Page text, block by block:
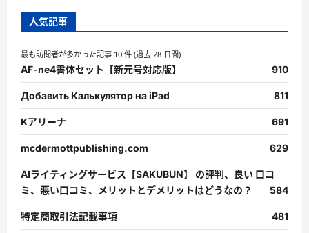
人気記事
最も訪問者が多かった記事 10 件 (過去 28 日間)
AF-ne4書体セット【新元号対応版】 910
Добавить Калькулятор на iPad 811
Kアリーナ 691
mcdermottpublishing.com 629
AIライティングサービス【SAKUBUN】 の評判、良い 口コ
ミ、悪い口コミ、メリットとデメリットはどうなの？
584
特定商取引法記載事項 481